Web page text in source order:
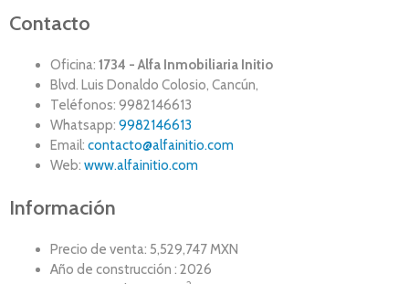
Contacto
Oficina: 1734 - Alfa Inmobiliaria Initio
Blvd. Luis Donaldo Colosio, Cancún,
Teléfonos: 9982146613
Whatsapp: 9982146613
Email: contacto@alfainitio.com
Web: www.alfainitio.com
Información
Precio de venta: 5,529,747 MXN
Año de construcción : 2026